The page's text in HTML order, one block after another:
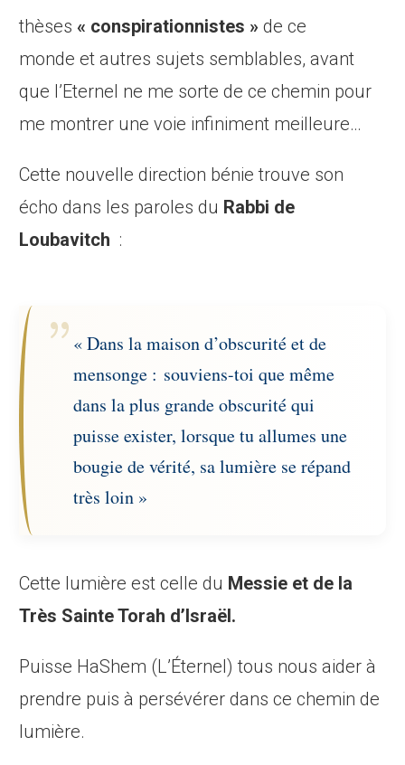
thèses« conspirationnistes » de ce
monde et autres sujets semblables, avant
que l’Eternel ne me sorte de ce chemin pour
me montrer une voie infiniment meilleure…
Cette nouvelle direction bénie trouve son
écho dans les paroles du Rabbi de
Loubavitch :
« Dans la maison d’obscurité et de
mensonge : souviens-toi que même
dans la plus grande obscurité qui
puisse exister, lorsque tu allumes une
bougie de vérité, sa lumière se répand
très loin »
Cette lumière est celle du Messie et de la
Très Sainte Torah d’Israël.
Puisse HaShem (L’Éternel) tous nous aider à
prendre puis à persévérer dans ce chemin de
lumière.